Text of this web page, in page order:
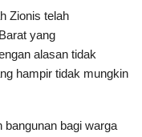
Zionis telah
yang
alasan tidak
hampir tidak mungkin
bangunan bagi warga